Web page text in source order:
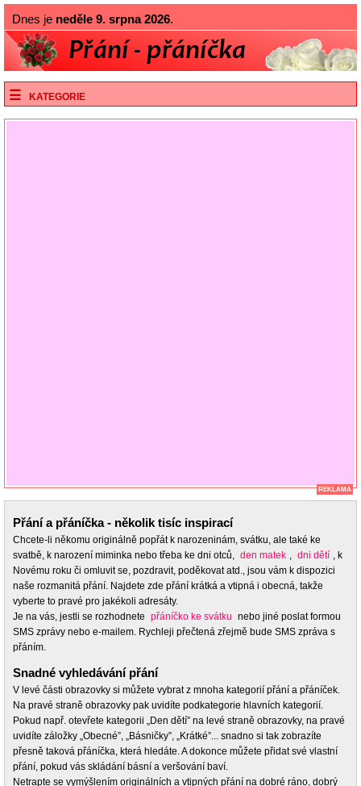
Dnes je neděle 9. srpna 2026.
KATEGORIE
REKLAMA
Přání a přáníčka - několik tisíc inspirací
Chcete-li někomu originálně popřát k narozeninám, svátku, ale také ke
svatbě, k narození miminka nebo třeba ke dni otců, den matek , dni dětí , k
Novému roku či omluvit se, pozdravit, poděkovat atd., jsou vám k dispozici
naše rozmanitá přání. Najdete zde přání krátká a vtipná i obecná, takže
vyberte to pravé pro jakékoli adresáty.
Je na vás, jestli se rozhodnete přáníčko ke svátku nebo jiné poslat formou
SMS zprávy nebo e-mailem. Rychleji přečtená zřejmě bude SMS zpráva s
přáním.
Snadné vyhledávání přání
V levé části obrazovky si můžete vybrat z mnoha kategorií přání a přáníček.
Na pravé straně obrazovky pak uvidíte podkategorie hlavních kategorií.
Pokud např. otevřete kategorii „Den dětí” na levé straně obrazovky, na pravé
uvidíte záložky „Obecné”, „Básničky”, „Krátké”... snadno si tak zobrazíte
přesně taková přáníčka, která hledáte. A dokonce můžete přidat své vlastní
přání, pokud vás skládání básní a veršování baví.
Netrapte se vymýšlením originálních a vtipných přání na dobré ráno, dobrý